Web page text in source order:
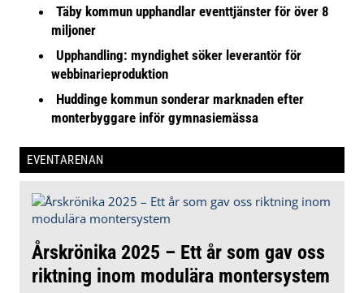
Täby kommun upphandlar eventtjänster för över 8
miljoner
Upphandling: myndighet söker leverantör för
webbinarieproduktion
Huddinge kommun sonderar marknaden efter
monterbyggare inför gymnasiemässa
EVENTARENAN
Årskrönika 2025 – Ett år som gav oss
riktning inom modulära montersystem